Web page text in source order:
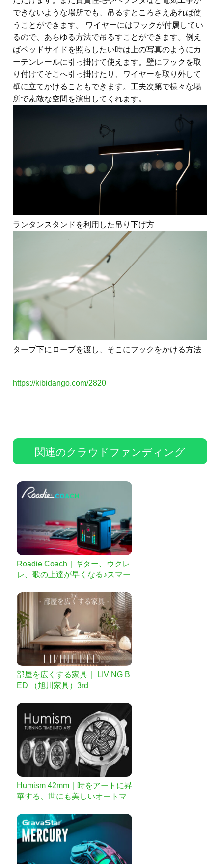
できないような場所でも、吊るすところさえあれば使
うことができます。 ワイヤーにはフックが付属してい
るので、あらゆる方法で吊るすことができます。例え
ばベッドサイドを照らしたい時は上の写真のようにカ
ーテンレールに引っ掛けて使えます。壁にフックを取
り付けてそこへ引っ掛けたり、ワイヤーを取り外して
壁に立てかけることもできます。工夫次第で様々な場
所で素敵な空間を演出してくれます。
ランタンスタンドを利用した吊り下げ方
タープ下にロープを渡し、そこにフックをかける方法
https://kibidango.com/2820
関連のクラウドファンディング
Roadie Coach｜ギター、ウクレ
レ、歌の上達が早くなる♪スマー
部屋を広くする家具｜ LIVING B
ED （旭川家具）3rd
Humism 42mm｜時をアートに昇
華する、世にも美しいオートマ